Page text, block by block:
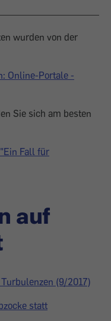
wurden von der
Online-Portale -
Sie sich am besten
Fall für
auf
(9/2017)
statt